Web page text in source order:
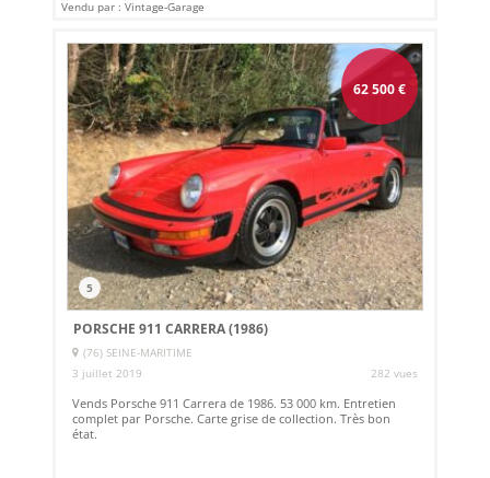
Vendu par : Vintage-Garage
62 500€
5
PORSCHE 911 CARRERA (1986)
(76) SEINE-MARITIME
3 juillet 2019
282 vues
Vends Porsche 911 Carrera de 1986. 53 000 km. Entretien
complet par Porsche. Carte grise de collection. Très bon
état.